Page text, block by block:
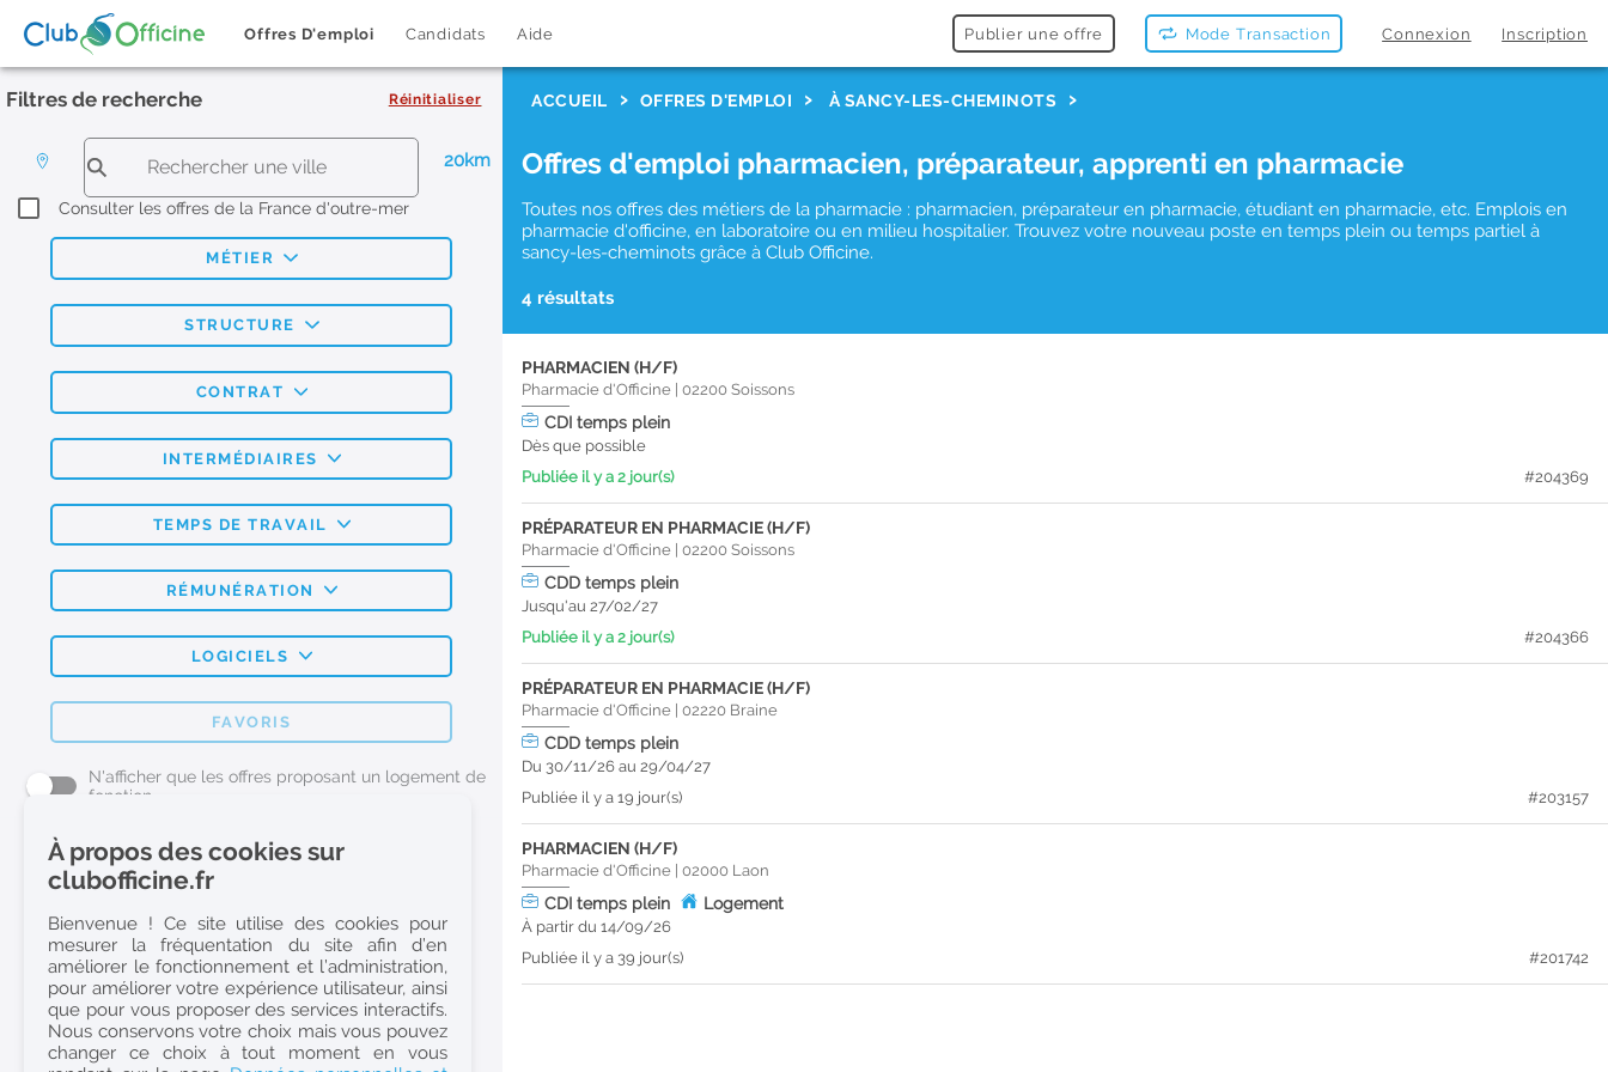
Offres D'emploi Candidats Aide Publier une offre Mode Transaction Connexion Inscription
Filtres de recherche Réinitialiser
20km
Consulter les offres de la France d'outre-mer
MÉTIER
STRUCTURE
CONTRAT
INTERMÉDIAIRES
TEMPS DE TRAVAIL
RÉMUNÉRATION
LOGICIELS
FAVORIS
N'afficher que les offres proposant un logement de
fonction
L'emploi Pharmacie par métier
Pharmacien (H/F)
Préparateur en Pharmacie (H/F)
Etudiant en Pharmacie (H/F)
Etudiant en Pharmacie 6e année validée (H/F)
Conseiller Dermo Cosmetique - Esthéticienne (H/F)
ACCUEIL OFFRES D'EMPLOI À SANCY-LES-CHEMINOTS
Offres d'emploi pharmacien, préparateur, apprenti en pharmacie
Toutes nos offres des métiers de la pharmacie : pharmacien, préparateur en pharmacie, étudiant en pharmacie, etc. Emplois en
pharmacie d'officine, en laboratoire ou en milieu hospitalier. Trouvez votre nouveau poste en temps plein ou temps partiel à
sancy-les-cheminots grâce à Club Officine.
4 résultats
PHARMACIEN (H/F)
Pharmacie d'Officine |02200Soissons
CDItemps plein
Dès que possible
Publiée il y a 2 jour(s)
#204369
PRÉPARATEUR EN PHARMACIE (H/F)
Pharmacie d'Officine |02200Soissons
CDDtemps plein
Jusqu'au 27/02/27
Publiée il y a 2 jour(s)
#204366
PRÉPARATEUR EN PHARMACIE (H/F)
Pharmacie d'Officine |02220 Braine
CDDtemps plein
Du 30/11/26 au 29/04/27
Publiée il y a 19 jour(s)
#203157
PHARMACIEN (H/F)
Pharmacie d'Officine |02000 Laon
CDItemps plein Logement
À partir du 14/09/26
Publiée il y a 39 jour(s)
#201742
À propos des cookies sur
clubofficine.fr
Bienvenue ! Ce site utilise des cookies pour
mesurer la fréquentation du site afin d’en
améliorer le fonctionnement et l’administration,
pour améliorer votre expérience utilisateur, ainsi
que pour vous proposer des services interactifs.
Nous conservons votre choix mais vous pouvez
changer ce choix à tout moment en vous